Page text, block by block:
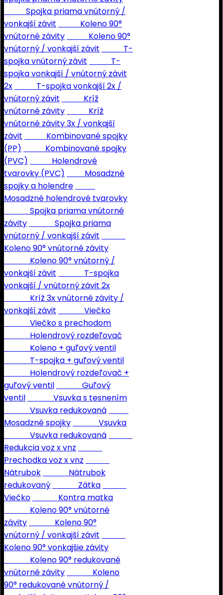
Spojka priama vnútorný /
vonkajší závit
Koleno 90°
vnútorné závity
Koleno 90°
vnútorný / vonkajší závit
T-
spojka vnútorný závit
T-
spojka vonkajší / vnútorný závit
2x
T-spojka vonkajší 2x /
vnútorný závit
Kríž
vnútorné závity
Kríž
vnútorné závity 3x / vonkajší
závit
Kombinované spojky
(PP)
Kombinované spojky
(PVC)
Holendrové
tvarovky (PVC)
Mosadzné
spojky a holendre
Mosadzné holendrové tvarovky
Spojka priama vnútorné
závity
Spojka priama
vnútorný / vonkajší závit
Koleno 90° vnútorné závity
Koleno 90° vnútorný /
vonkajší závit
T-spojka
vonkajší / vnútorný závit 2x
Kríž 3x vnútorné závity /
vonkajší závit
Viečko
Viečko s prechodom
Holendrový rozdeľovač
Koleno + guľový ventil
T-spojka + guľový ventil
Holendrový rozdeľovač +
guľový ventil
Guľový
ventil
Vsuvka s tesnením
Vsuvka redukovaná
Mosadzné spojky
Vsuvka
Vsuvka redukovaná
Redukcia voz x vnz
Prechodka voz x vnz
Nátrubok
Nátrubok
redukovaný
Zátka
Viečko
Kontra matka
Koleno 90° vnútorné
závity
Koleno 90°
vnútorný / vonkajší závit
Koleno 90° vonkajšie závity
Koleno 90° redukované
vnútorné závity
Koleno
90° redukované vnútorný /